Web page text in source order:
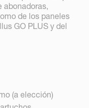
abonadoras,
de los paneles
GO PLUS y del
(a elección)